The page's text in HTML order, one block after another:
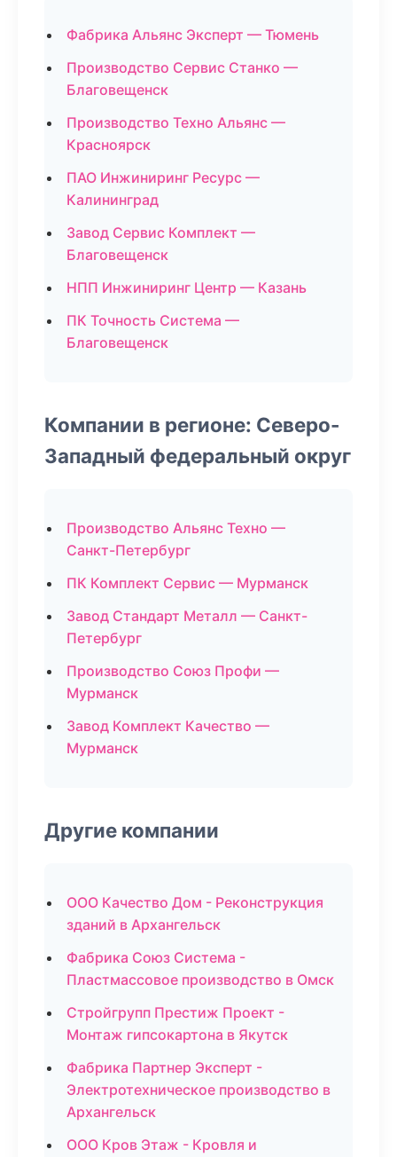
Фабрика Альянс Эксперт — Тюмень
Производство Сервис Станко —
Благовещенск
Производство Техно Альянс —
Красноярск
ПАО Инжиниринг Ресурс —
Калининград
Завод Сервис Комплект —
Благовещенск
НПП Инжиниринг Центр — Казань
ПК Точность Система —
Благовещенск
Компании в регионе: Северо-
Западный федеральный округ
Производство Альянс Техно —
Санкт-Петербург
ПК Комплект Сервис — Мурманск
Завод Стандарт Металл — Санкт-
Петербург
Производство Союз Профи —
Мурманск
Завод Комплект Качество —
Мурманск
Другие компании
ООО Качество Дом - Реконструкция
зданий в Архангельск
Фабрика Союз Система -
Пластмассовое производство в Омск
Стройгрупп Престиж Проект -
Монтаж гипсокартона в Якутск
Фабрика Партнер Эксперт -
Электротехническое производство в
Архангельск
ООО Кров Этаж - Кровля и